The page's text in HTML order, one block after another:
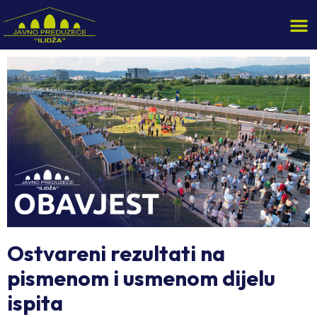
Ostvareni rezultati na
pismenom i usmenom dijelu
ispita